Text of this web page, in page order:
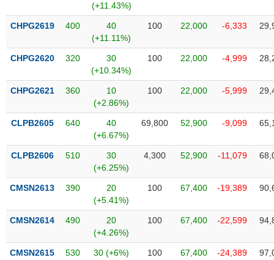
(+11.43%)
CHPG2619 400
40
(+11.11%)
100 22,000 -6,333
CHPG2620 320
30
(+10.34%)
100 22,000 -4,999
CHPG2621 360
10
(+2.86%)
100 22,000 -5,999
CLPB2605 640
40
(+6.67%)
69,800 52,900 -9,099
CLPB2606 510
30
(+6.25%)
4,300 52,900 -11,079
CMSN2613 390
20
(+5.41%)
100 67,400 -19,389
CMSN2614 490
20
(+4.26%)
100 67,400 -22,599
CMSN2615 530 30 (+6%) 100 67,400 -24,389
VỤ
TRUYỀN
ÍCH
BẤT
ĐỘNG
chứng
khoán